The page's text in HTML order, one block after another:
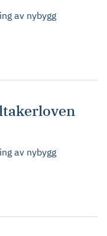
av nybygg
av nybygg